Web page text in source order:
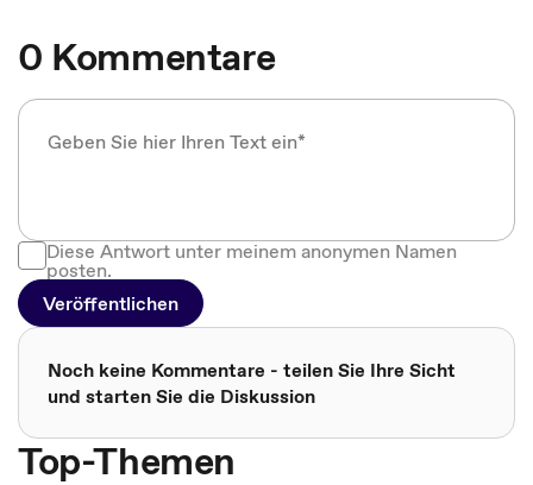
0 Kommentare
Diese Antwort unter meinem anonymen Namen
posten.
Veröffentlichen
Noch keine Kommentare - teilen Sie Ihre Sicht
und starten Sie die Diskussion
Top-Themen